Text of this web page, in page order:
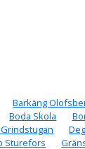
Barkäng
Boda Skola
Sturefors